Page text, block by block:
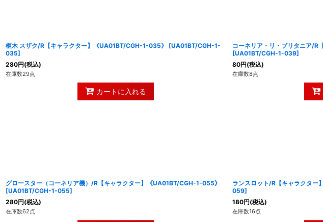
枢木 スザク/R【キャラクター】《UA01BT/CGH-1-035》 [UA01BT/CGH-1-
035]
280円(税込)
在庫数29点
カートに入れる
コーネリア・リ・ブリタニア/R
[UA01BT/CGH-1-039]
80円(税込)
在庫数8点
グロースター（コーネリア機）/R【キャラクター】《UA01BT/CGH-1-055》
[UA01BT/CGH-1-055]
280円(税込)
在庫数62点
ランスロット/R【キャラクター
059]
180円(税込)
在庫数16点